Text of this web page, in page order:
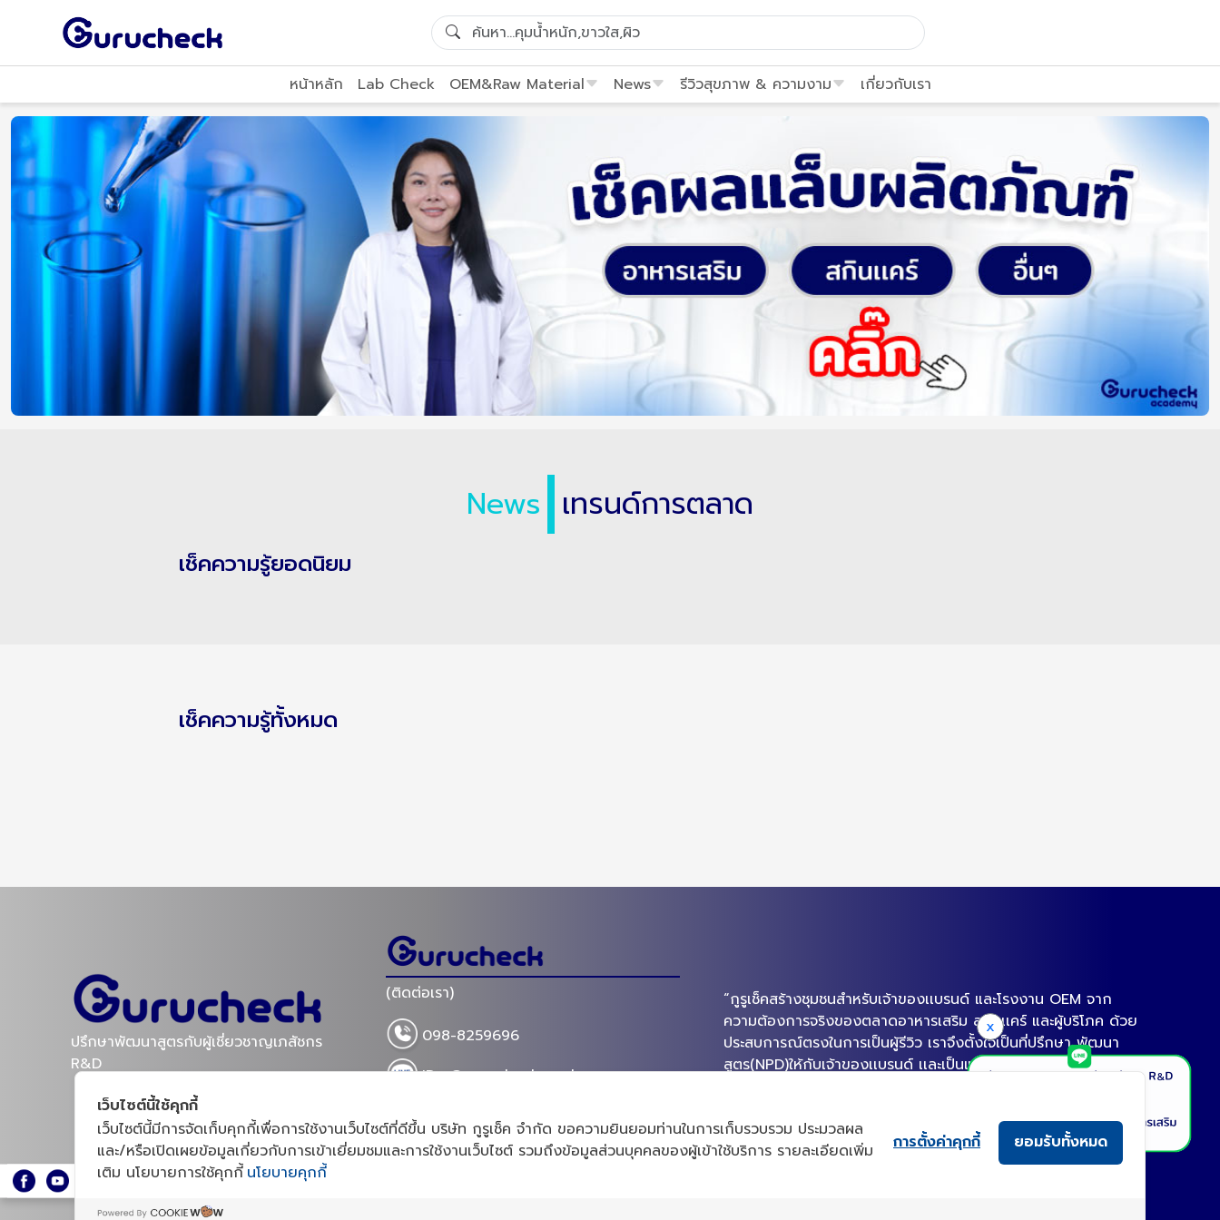
หน้าหลัก Lab Check OEM&Raw Material News รีวิวสุขภาพ & ความงาม เกี่ยวกับเรา
x
News เทรนด์การตลาด
เช็คความรู้ยอดนิยม
เช็คความรู้ทั้งหมด
ปรึกษาพัฒนาสูตรกับผู้เชี่ยวชาญเภสัชกร
R&D
(ติดต่อเรา)
098-8259696
ID : @gurucheckacademy
gurucheck_academy@gurucheck.c
o.th
“กูรูเช็คสร้างชุมชนสำหรับเจ้าของเเบรนด์ และโรงงาน OEM จาก
ความต้องการจริงของตลาดอาหารเสริม สกินเเคร์ และผู้บริโภค ด้วย
ประสบการณ์ตรงในการเป็นผู้รีวิว เราจึงตั้งใจเป็นที่ปรึกษา พัฒนา
สูตร(NPD)ให้กับเจ้าของเเบรนด์ เเละเป็นแพลตฟอร์มที่รวมโรงงาน
เพื่อยกระดับวงการอาหารเสริม สกินเเคร์ของไทยให้เเข่งขันได้ใน
ระดับสากล“
เว็บไซต์นี้ใช้คุกกี้
เว็บไซต์นี้มีการจัดเก็บคุกกี้เพื่อการใช้งานเว็บไซต์ที่ดีขึ้น บริษัท กูรูเช็ค จำกัด ขอความยินยอมท่านในการเก็บรวบรวม ประมวลผล
และ/หรือเปิดเผยข้อมูลเกี่ยวกับการเข้าเยี่ยมชมและการใช้งานเว็บไซต์ รวมถึงข้อมูลส่วนบุคคลของผู้เข้าใช้บริการ รายละเอียดเพิ่ม
เติม นโยบายการใช้คุกกี้ นโยบายคุกกี้
ยอมรับทั้งหมด
การตั้งค่าคุกกี้